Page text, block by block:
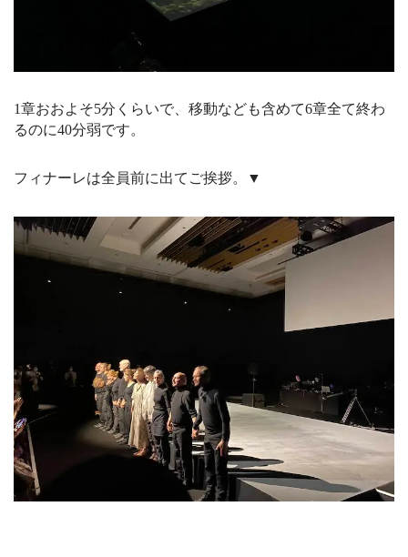
1章おおよそ5分くらいで、移動なども含めて6章全て終わ
るのに40分弱です。
フィナーレは全員前に出てご挨拶。▼